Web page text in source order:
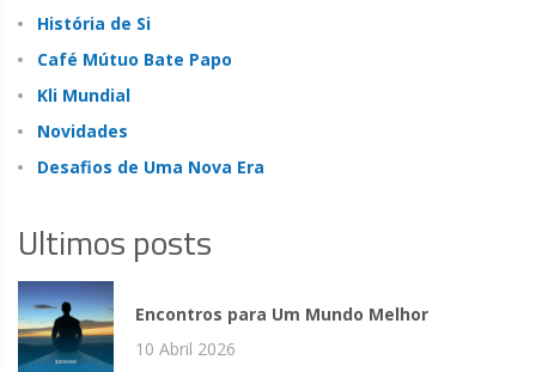
História de Si
Café Mútuo Bate Papo
Kli Mundial
Novidades
Desafios de Uma Nova Era
Ultimos posts
Encontros para Um Mundo Melhor
10 Abril 2026